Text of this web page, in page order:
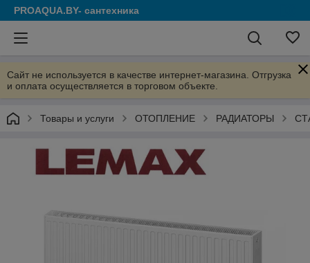
PROAQUA.BY- сантехника
Сайт не используется в качестве интернет-магазина. Отгрузка
и оплата осуществляется в торговом объекте.
Товары и услуги ОТОПЛЕНИЕ РАДИАТОРЫ